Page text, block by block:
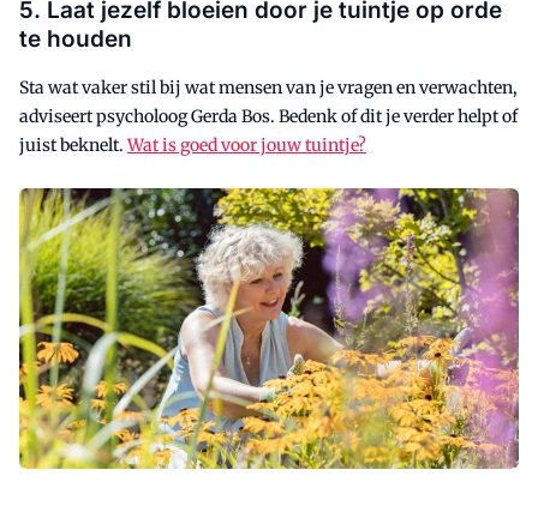
5. Laat jezelf bloeien door je tuintje op orde
te houden
Sta wat vaker stil bij wat mensen van je vragen en verwachten,
adviseert psycholoog Gerda Bos. Bedenk of dit je verder helpt of
juist beknelt.Wat is goed voor jouw tuintje?